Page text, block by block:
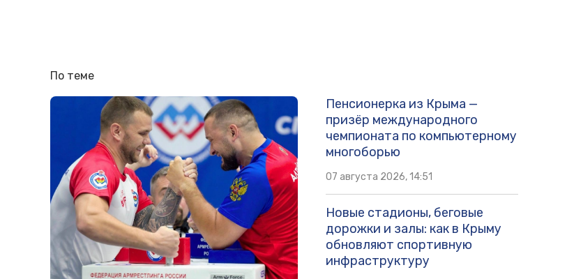
По теме
Пенсионерка из Крыма —
призёр международного
чемпионата по компьютерному
многоборью
07 августа 2026, 14:51
Новые стадионы, беговые
дорожки и залы: как в Крыму
обновляют спортивную
инфраструктуру